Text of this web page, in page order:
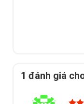
1 đánh giá